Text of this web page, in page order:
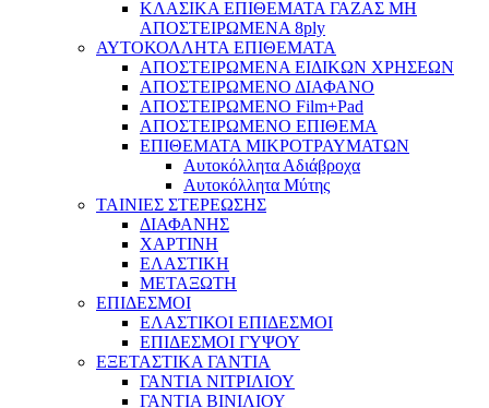
ΚΛΑΣΙΚΑ ΕΠΙΘΕΜΑΤΑ ΓΑΖΑΣ ΜΗ
ΑΠΟΣΤΕΙΡΩΜΕΝΑ 8ply
ΑΥΤΟΚΟΛΛΗΤΑ ΕΠΙΘΕΜΑΤΑ
ΑΠΟΣΤΕΙΡΩΜΕΝΑ ΕΙΔΙΚΩΝ ΧΡΗΣΕΩΝ
ΑΠΟΣΤΕΙΡΩΜΕΝΟ ΔΙΑΦΑΝΟ
ΑΠΟΣΤΕΙΡΩΜΕΝΟ Film+Pad
ΑΠΟΣΤΕΙΡΩΜΕΝΟ ΕΠΙΘΕΜΑ
ΕΠΙΘΕΜΑΤΑ ΜΙΚΡΟΤΡΑΥΜΑΤΩΝ
Αυτοκόλλητα Αδιάβροχα
Αυτοκόλλητα Μύτης
ΤΑΙΝΙΕΣ ΣΤΕΡΕΩΣΗΣ
ΔΙΑΦΑΝΗΣ
ΧΑΡΤΙΝΗ
ΕΛΑΣΤΙΚΗ
ΜΕΤΑΞΩΤΗ
ΕΠΙΔΕΣΜΟΙ
ΕΛΑΣΤΙΚΟΙ ΕΠΙΔΕΣΜΟΙ
ΕΠΙΔΕΣΜΟΙ ΓΥΨΟΥ
ΕΞΕΤΑΣΤΙΚΑ ΓΑΝΤΙΑ
ΓΑΝΤΙΑ ΝΙΤΡΙΛΙΟΥ
ΓΑΝΤΙΑ ΒΙΝΙΛΙΟΥ